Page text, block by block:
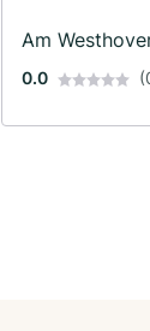
Am
0.0